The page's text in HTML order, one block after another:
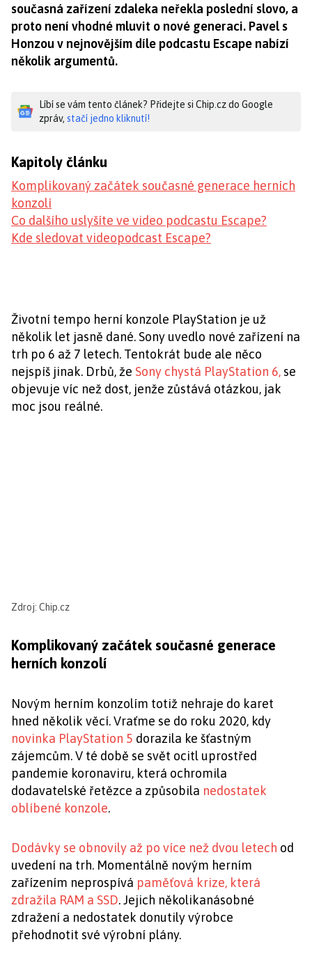
současná zařízení zdaleka neřekla poslední slovo, a
proto není vhodné mluvit o nové generaci. Pavel s
Honzou v nejnovějším díle podcastu Escape nabízí
několik argumentů.
Líbí se vám tento článek? Přidejte si Chip.cz do Google
zpráv, stačí jedno kliknutí!
Kapitoly článku
Komplikovaný začátek současné generace herních
konzolí
Co dalšího uslyšíte ve video podcastu Escape?
Kde sledovat videopodcast Escape?
Životní tempo herní konzole PlayStation je už
několik let jasně dané. Sony uvedlo nové zařízení na
trh po 6 až 7 letech. Tentokrát bude ale něco
nejspíš jinak. Drbů, že Sony chystá PlayStation 6,se
objevuje víc než dost, jenže zůstává otázkou, jak
moc jsou reálné.
Zdroj: Chip.cz
Komplikovaný začátek současné generace
herních konzolí
Novým herním konzolím totiž nehraje do karet
hned několik věcí. Vraťme se do roku 2020, kdy
novinka PlayStation 5 dorazila ke šťastným
zájemcům. V té době se svět ocitl uprostřed
pandemie koronaviru, která ochromila
dodavatelské řetězce a způsobila nedostatek
oblíbené konzole.
Dodávky se obnovily až po více než dvou letech od
uvedení na trh. Momentálně novým herním
zařízením neprospívá paměťová krize, která
zdražila RAM a SSD. Jejich několikanásobné
zdražení a nedostatek donutily výrobce
přehodnotit své výrobní plány.